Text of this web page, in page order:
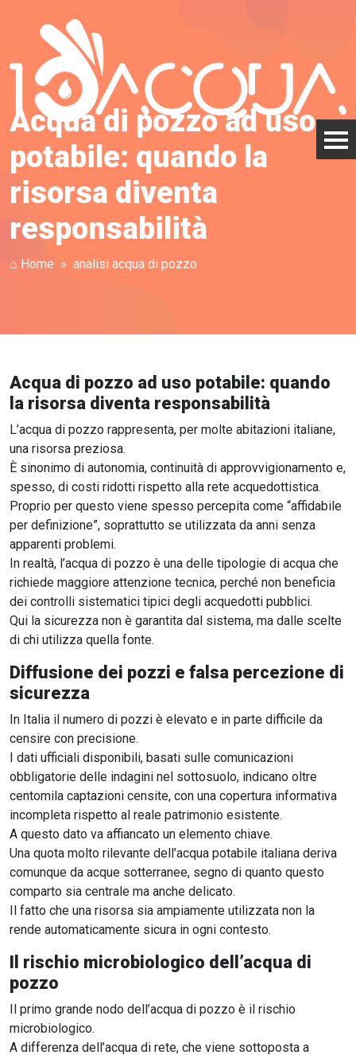
Acqua di pozzo ad uso
potabile: quando la
risorsa diventa
responsabilità
⌂ Home analisi acqua di pozzo
Acqua di pozzo ad uso potabile: quando
la risorsa diventa responsabilità
L’acqua di pozzo rappresenta, per molte abitazioni italiane,
una risorsa preziosa.
È sinonimo di autonomia, continuità di approvvigionamento e,
spesso, di costi ridotti rispetto alla rete acquedottistica.
Proprio per questo viene spesso percepita come “affidabile
per definizione”, soprattutto se utilizzata da anni senza
apparenti problemi.
In realtà, l’acqua di pozzo è una delle tipologie di acqua che
richiede maggiore attenzione tecnica, perché non beneficia
dei controlli sistematici tipici degli acquedotti pubblici.
Qui la sicurezza non è garantita dal sistema, ma dalle scelte
di chi utilizza quella fonte.
Diffusione dei pozzi e falsa percezione di
sicurezza
In Italia il numero di pozzi è elevato e in parte difficile da
censire con precisione.
I dati ufficiali disponibili, basati sulle comunicazioni
obbligatorie delle indagini nel sottosuolo, indicano oltre
centomila captazioni censite, con una copertura informativa
incompleta rispetto al reale patrimonio esistente.
A questo dato va affiancato un elemento chiave.
Una quota molto rilevante dell’acqua potabile italiana deriva
comunque da acque sotterranee, segno di quanto questo
comparto sia centrale ma anche delicato.
Il fatto che una risorsa sia ampiamente utilizzata non la
rende automaticamente sicura in ogni contesto.
Il rischio microbiologico dell’acqua di
pozzo
Il primo grande nodo dell’acqua di pozzo è il rischio
microbiologico.
A differenza dell’acqua di rete, che viene sottoposta a